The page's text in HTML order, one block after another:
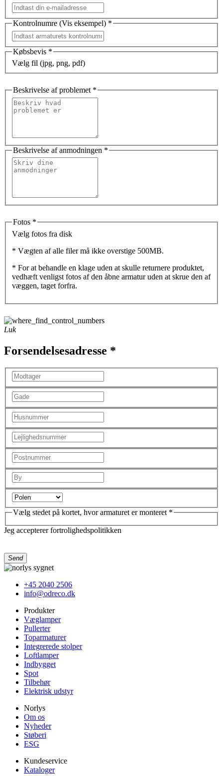
Kontrolnumre (Vis eksempel) *
Købsbevis *
Vælg fil (jpg, png, pdf)
Beskrivelse af problemet *
Beskrivelse af anmodningen *
Fotos *
Vælg fotos fra disk
* Vægten af alle filer må ikke overstige 500MB.
* For at behandle en klage uden at skulle returnere produktet,
vedhæft venligst fotos af den åbne armatur uden at skrue den af
væggen, taget forfra.
Luk
Forsendelsesadresse *
Vælg stedet på kortet, hvor armaturet er monteret *
Jeg accepterer fortrolighedspolitikken
Send
+45 2040 2506
info@odreco.dk
Produkter
Væglamper
Pullerter
Toparmaturer
Integrerede stolper
Loftlamper
Indbygget
Spot
Tilbehør
Elektrisk udstyr
Norlys
Om os
Nyheder
Støberi
ESG
Kundeservice
Kataloger